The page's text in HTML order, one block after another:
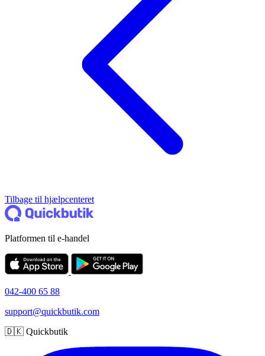
Tilbage til hjælpcenteret
Platformen til e-handel
042-400 65 88
support@quickbutik.com
🇩🇰 Quickbutik